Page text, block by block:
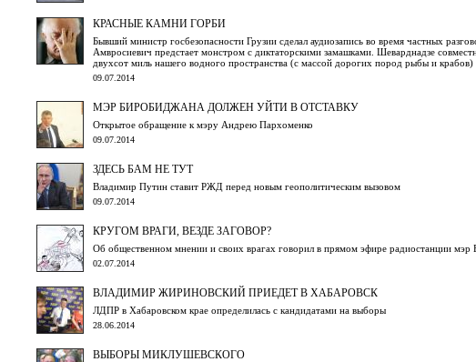
КРАСНЫЕ КАМНИ ГОРБИ
Бывший министр госбезопасности Грузии сделал аудиозапись во время частных
Амвросиевич предстает монстром с диктаторскими замашками. Шеварднадзе
двухсот миль нашего водного пространства (с массой дорогих пород рыбы и
09.07.2014
МЭР БИРОБИДЖАНА ДОЛЖЕН УЙТИ В ОТСТАВКУ
Открытое обращение к мэру Андрею Пархоменко
09.07.2014
ЗДЕСЬ БАМ НЕ ТУТ
Владимир Путин ставит РЖД перед новым геополитическим вызовом
09.07.2014
КРУГОМ ВРАГИ, ВЕЗДЕ ЗАГОВОР?
Об общественном мнении и своих врагах говорил в прямом эфире радиостанции
02.07.2014
ВЛАДИМИР ЖИРИНОВСКИЙ ПРИЕДЕТ В ХАБАРОВСК
ЛДПР в Хабаровском крае определилась с кандидатами на выборы
28.06.2014
ВЫБОРЫ МИКЛУШЕВСКОГО